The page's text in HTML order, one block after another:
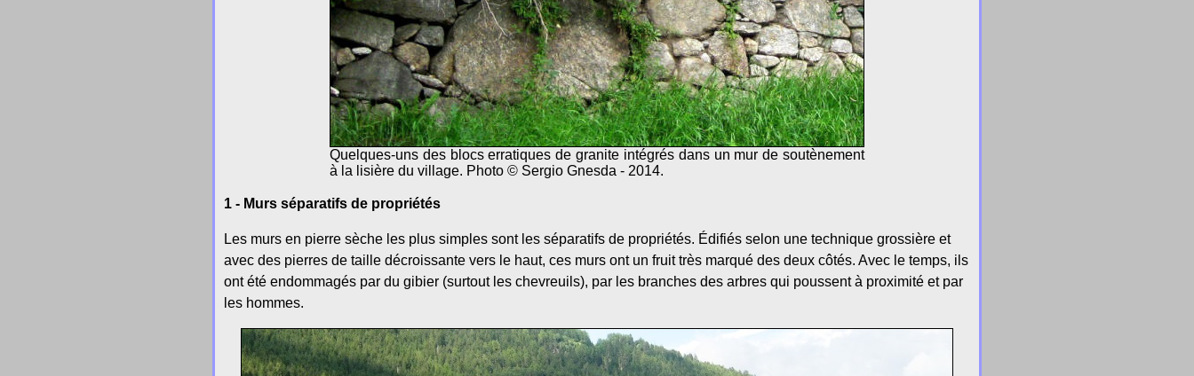
Quelques-uns des blocs erratiques de granite intégrés dans un mur de soutènement
à la lisière du village. Photo © Sergio Gnesda - 2014.
1 - Murs séparatifs de propriétés
Les murs en pierre sèche les plus simples sont les séparatifs de propriétés. Édifiés selon une technique grossière et
avec des pierres de taille décroissante vers le haut, ces murs ont un fruit très marqué des deux côtés. Avec le temps, ils
ont été endommagés par du gibier (surtout les chevreuils), par les branches des arbres qui poussent à proximité et par
les hommes.